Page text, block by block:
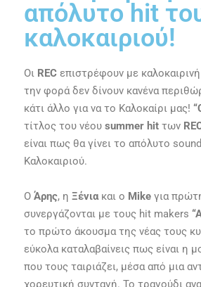
απόλυτο hit
καλοκαιριού!
Οι REC επιστρέφουν με
την φορά δεν δίνουν κανένα
κάτι άλλο για να το Καλοκαίρι μας!
τίτλος του νέου summer hit των
είναι πως θα γίνει το απόλυτο
Καλοκαιριού.
Ο Άρης, η Ξένιακαι ο Mike για
συνεργάζονται με τους hit makers
το πρώτο άκουσμα της νέας τους
εύκολα καταλαβαίνεις πως είναι η
που τους ταιριάζει, μέσα από μια
χορευτική συνταγή. Το τραγούδι